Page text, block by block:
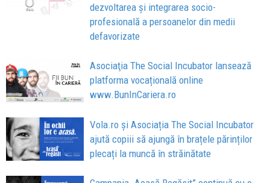
dezvoltarea și integrarea socio-
profesională a persoanelor din medii
defavorizate
Asociaţia The Social Incubator lansează
platforma vocațională online
www.BunInCariera.ro
Vola.ro și Asociația The Social Incubator
ajută copiii să ajungă în brațele părinților
plecați la muncă în străinătate